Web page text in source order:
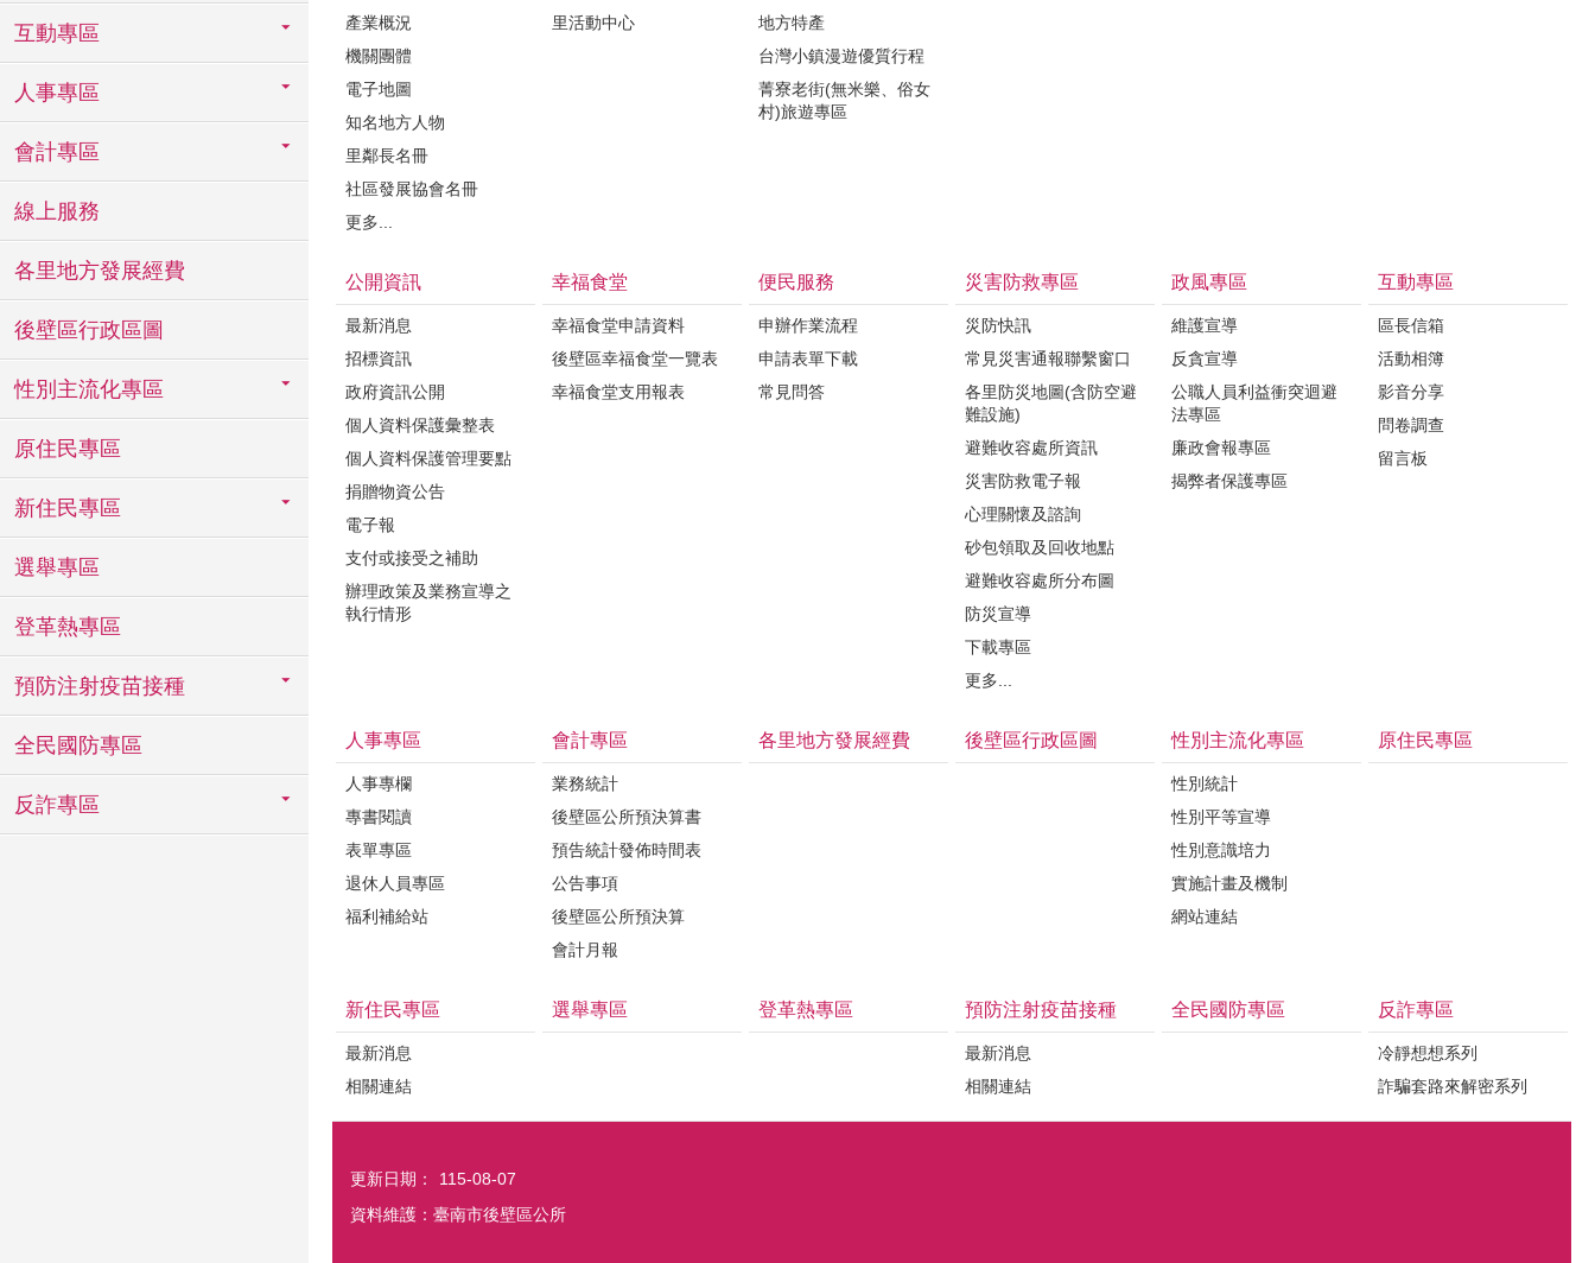
互動專區
人事專區
會計專區
線上服務
各里地方發展經費
後壁區行政區圖
性別主流化專區
原住民專區
新住民專區
選舉專區
登革熱專區
預防注射疫苗接種
全民國防專區
反詐專區
產業概況
機關團體
電子地圖
知名地方人物
里鄰長名冊
社區發展協會名冊
更多...
里活動中心
地方特產
台灣小鎮漫遊優質行程
菁寮老街(無米樂、俗女
村)旅遊專區
公開資訊
最新消息
招標資訊
政府資訊公開
個人資料保護彙整表
個人資料保護管理要點
捐贈物資公告
電子報
支付或接受之補助
辦理政策及業務宣導之
執行情形
幸福食堂
幸福食堂申請資料
後壁區幸福食堂一覽表
幸福食堂支用報表
便民服務
申辦作業流程
申請表單下載
常見問答
災害防救專區
災防快訊
常見災害通報聯繫窗口
各里防災地圖(含防空避
難設施)
避難收容處所資訊
災害防救電子報
心理關懷及諮詢
砂包領取及回收地點
避難收容處所分布圖
防災宣導
下載專區
更多...
政風專區
維護宣導
反貪宣導
公職人員利益衝突迴避
法專區
廉政會報專區
揭弊者保護專區
互動專區
區長信箱
活動相簿
影音分享
問卷調查
留言板
人事專區
人事專欄
專書閱讀
表單專區
退休人員專區
福利補給站
會計專區
業務統計
後壁區公所預決算書
預告統計發佈時間表
公告事項
後壁區公所預決算
會計月報
各里地方發展經費 後壁區行政區圖 性別主流化專區
性別統計
性別平等宣導
性別意識培力
實施計畫及機制
網站連結
原住民專區
新住民專區
最新消息
相關連結
選舉專區 登革熱專區 預防注射疫苗接種
最新消息
相關連結
全民國防專區 反詐專區
冷靜想想系列
詐騙套路來解密系列
更新日期：
115-08-07
資料維護：臺南市後壁區公所